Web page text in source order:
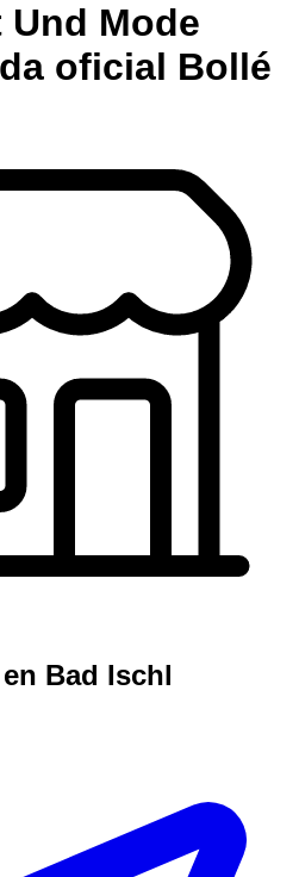
Mode
oficial Bollé
Bad Ischl